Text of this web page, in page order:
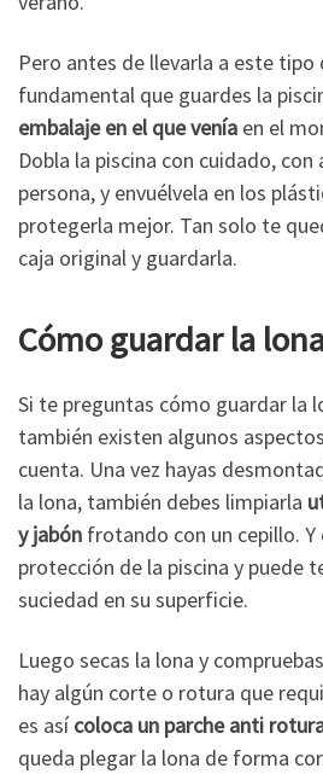
Pero antes de llevarla a este
fundamental que guardes la
embalaje en el que venía en el
Dobla la piscina con cuidado,
persona, y envuélvela en los
protegerla mejor. Tan solo te
caja original y guardarla.
Cómo guardar la
Si te preguntas cómo guardar la
también existen algunos
cuenta. Una vez hayas
la lona, también debes limpiarla
y jabón frotando con un cepillo. Y
protección de la piscina y puede
suciedad en su superficie.
Luego secas la lona y
hay algún corte o rotura que
es asícoloca un parche anti
queda plegar la lona de forma